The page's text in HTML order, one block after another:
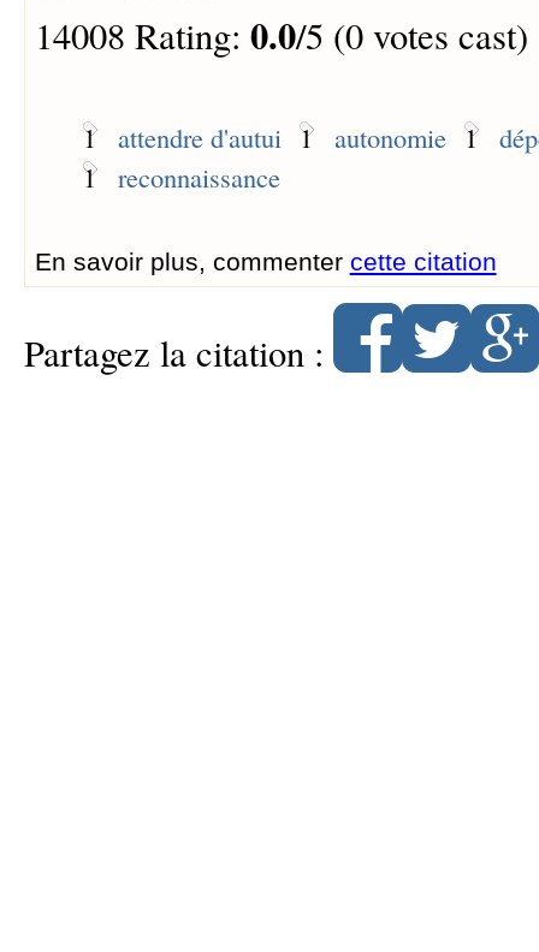
14008 Rating: 0.0/5 (0 votes cast)
1 attendre d'autui 1 autonomie 1
1
reconnaissance
En savoir plus, commenter cette citation
Partagez la citation :